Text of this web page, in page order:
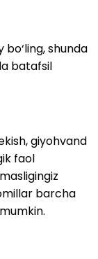
shunda
batafsil
giyohvand
faol
barcha